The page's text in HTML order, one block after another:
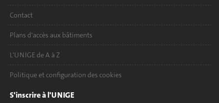
Contact
Plans d'accès aux bâtiments
L'UNIGE de A à Z
Politique et configuration des cookies
S'inscrire à l'UNIGE